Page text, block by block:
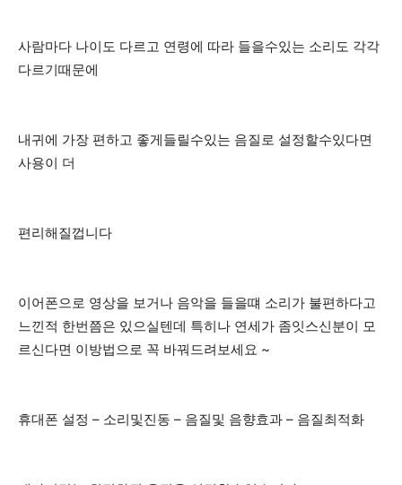
사람마다 나이도 다르고 연령에 따라 들을수있는 소리도 각각
다르기때문에
내귀에 가장 편하고 좋게들릴수있는 음질로 설정할수있다면
사용이 더
편리해질껍니다
이어폰으로 영상을 보거나 음악을 들을떄 소리가 불편하다고
느낀적 한번쯤은 있으실텐데 특히나 연세가 좀잇스신분이 모
르신다면 이방법으로 꼭 바꿔드려보세요 ~
휴대폰 설정 – 소리및진동 – 음질및 음향효과 – 음질최적화